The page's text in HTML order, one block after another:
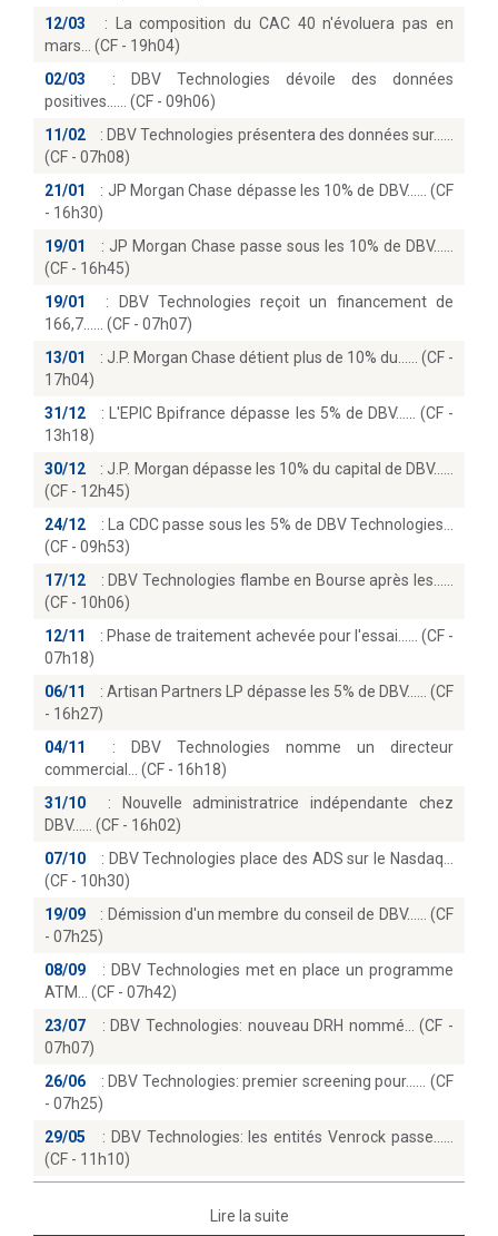
12/03
:
La composition du CAC 40 n'évoluera pas en
mars… (CF - 19h04)
02/03
:
DBV Technologies dévoile des données
positives...… (CF - 09h06)
11/02
: DBV Technologies présentera des données sur...
(CF - 07h08)
21/01
: JP Morgan Chase dépasse les 10% de DBV...… (CF
- 16h30)
19/01
: JP Morgan Chase passe sous les 10% de DBV...
(CF - 16h45)
19/01
:
DBV Technologies reçoit un financement de
166,7...… (CF - 07h07)
13/01
:J.P. Morgan Chase détient plus de 10% du...… (CF -
17h04)
31/12
:
L'EPIC Bpifrance dépasse les 5% de DBV...… (CF -
13h18)
30/12
:J.P. Morgan dépasse les 10% du capital de DBV...
(CF - 12h45)
24/12
:
La CDC passe sous les 5% de DBV Technologies
(CF - 09h53)
17/12
: DBV Technologies flambe en Bourse après les...
(CF - 10h06)
12/11
: Phase de traitement achevée pour l'essai...… (CF -
07h18)
06/11
: Artisan Partners LP dépasse les 5% de DBV...… (CF
- 16h27)
04/11
:
DBV Technologies nomme un directeur
commercial… (CF - 16h18)
31/10
:
Nouvelle administratrice indépendante chez
DBV...… (CF - 16h02)
07/10
: DBV Technologies place des ADS sur le Nasdaq
(CF - 10h30)
19/09
: Démission d'un membre du conseil de DBV...… (CF
- 07h25)
08/09
: DBV Technologies met en place un programme
ATM… (CF - 07h42)
23/07
: DBV Technologies: nouveau DRH nommé… (CF -
07h07)
26/06
: DBV Technologies: premier screening pour...… (CF
- 07h25)
29/05
: DBV Technologies: les entités Venrock passe...
(CF - 11h10)
Lire la suite